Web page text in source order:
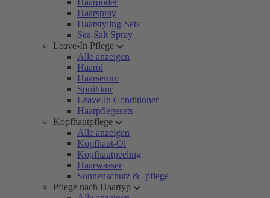
Haarpuder
Haarspray
Haarstyling-Sets
Sea Salt Spray
Leave-In Pflege
Alle anzeigen
Haaröl
Haarserum
Sprühkur
Leave-in Conditioner
Haarpflegesets
Kopfhautpflege
Alle anzeigen
Kopfhaut-Öl
Kopfhautpeeling
Haarwasser
Sonnenschutz & -pflege
Pflege nach Haartyp